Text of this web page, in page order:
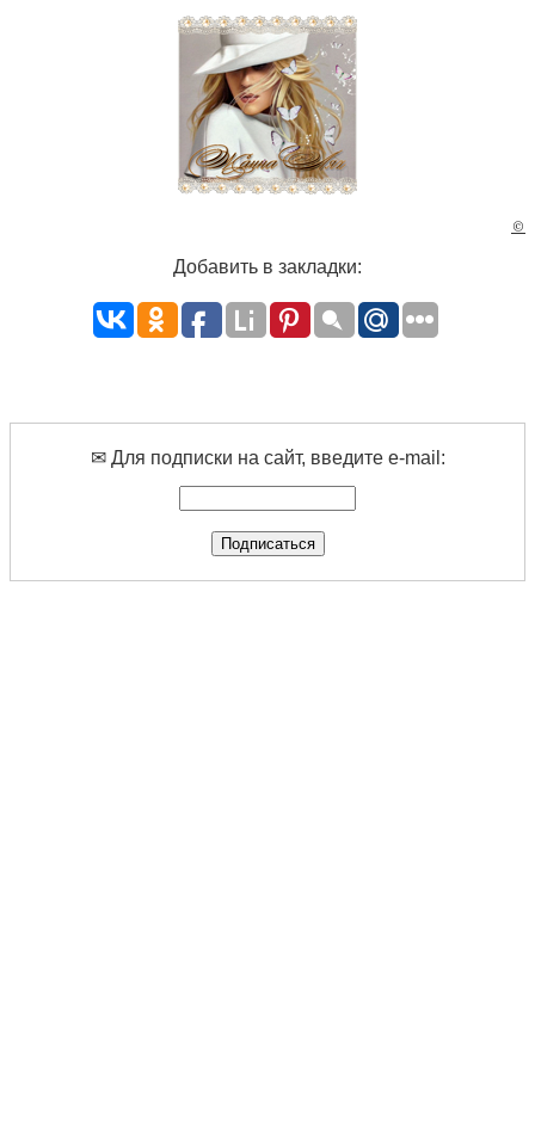
©
Добавить в закладки:
✉ Для подписки на сайт, введите e-mail: